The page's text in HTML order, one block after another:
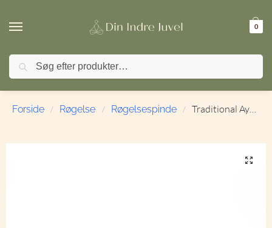
0
🚚 FRI FRAGT ved køb over 499,- | ⭐ TrustPilot 4,9 / 5
Forside / Røgelse / Røgelsespinde / Traditional Ayurveda | Satya | Røgelsespinde